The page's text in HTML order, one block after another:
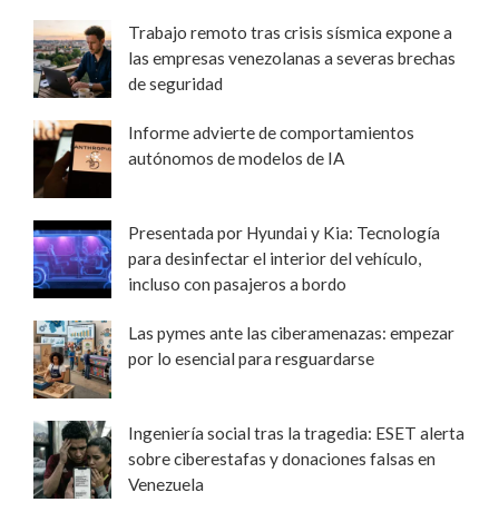
Trabajo remoto tras crisis sísmica expone a
las empresas venezolanas a severas brechas
de seguridad
Informe advierte de comportamientos
autónomos de modelos de IA
Presentada por Hyundai y Kia: Tecnología
para desinfectar el interior del vehículo,
incluso con pasajeros a bordo
Las pymes ante las ciberamenazas: empezar
por lo esencial para resguardarse
Ingeniería social tras la tragedia: ESET alerta
sobre ciberestafas y donaciones falsas en
Venezuela